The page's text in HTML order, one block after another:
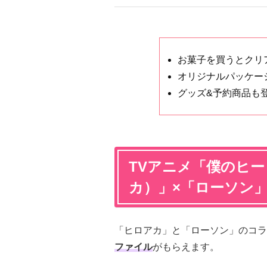
お菓子を買うとク
オリジナルパッケー
グッズ&予約商品も
TVアニメ「僕のヒ
カ）」×「ローソン
「ヒロアカ」と「ローソン」のコ
ファイルがもらえます。